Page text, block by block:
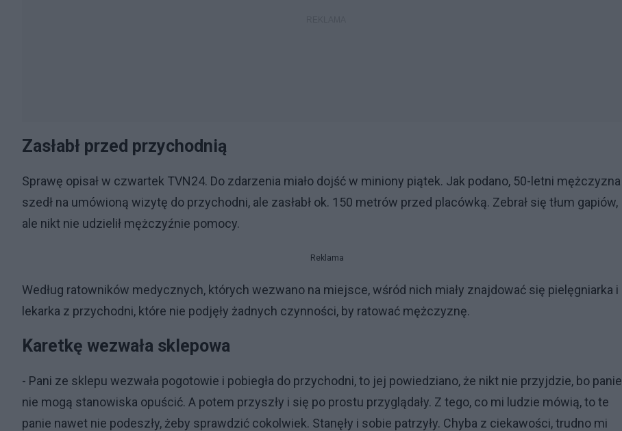
Zasłabł przed przychodnią
Sprawę opisał w czwartek TVN24. Do zdarzenia miało dojść w miniony piątek. Jak podano, 50-letni mężczyzna
szedł na umówioną wizytę do przychodni, ale zasłabł ok. 150 metrów przed placówką. Zebrał się tłum gapiów,
ale nikt nie udzielił mężczyźnie pomocy.
Reklama
Według ratowników medycznych, których wezwano na miejsce, wśród nich miały znajdować się pielęgniarka i
lekarka z przychodni, które nie podjęły żadnych czynności, by ratować mężczyznę.
Karetkę wezwała sklepowa
- Pani ze sklepu wezwała pogotowie i pobiegła do przychodni, to jej powiedziano, że nikt nie przyjdzie, bo panie
nie mogą stanowiska opuścić. A potem przyszły i się po prostu przyglądały. Z tego, co mi ludzie mówią, to te
panie nawet nie podeszły, żeby sprawdzić cokolwiek. Stanęły i sobie patrzyły. Chyba z ciekawości, trudno mi